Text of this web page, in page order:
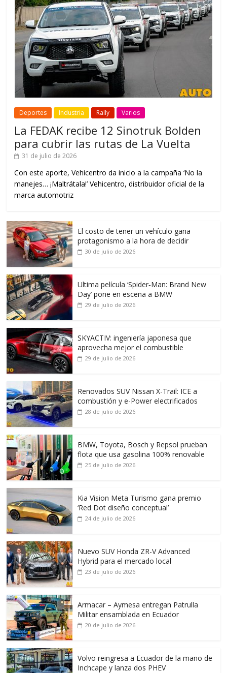
Deportes Industria Rally Varios
La FEDAK recibe 12 Sinotruk Bolden
para cubrir las rutas de La Vuelta
31 de julio de 2026
Con este aporte, Vehicentro da inicio a la campaña ‘No la
manejes… ¡Maltrátala!’ Vehicentro, distribuidor oficial de la
marca automotriz
El costo de tener un vehículo gana
protagonismo a la hora de decidir
30 de julio de 2026
Ultima película ‘Spider‑Man: Brand New
Day’ pone en escena a BMW
29 de julio de 2026
SKYACTIV: ingeniería japonesa que
aprovecha mejor el combustible
29 de julio de 2026
Renovados SUV Nissan X-Trail: ICE a
combustión y e-Power electrificados
28 de julio de 2026
BMW, Toyota, Bosch y Repsol prueban
flota que usa gasolina 100% renovable
25 de julio de 2026
Kia Vision Meta Turismo gana premio
‘Red Dot diseño conceptual’
24 de julio de 2026
Nuevo SUV Honda ZR-V Advanced
Hybrid para el mercado local
23 de julio de 2026
Armacar – Aymesa entregan Patrulla
Militar ensamblada en Ecuador
20 de julio de 2026
Volvo reingresa a Ecuador de la mano de
Inchcape y lanza dos PHEV